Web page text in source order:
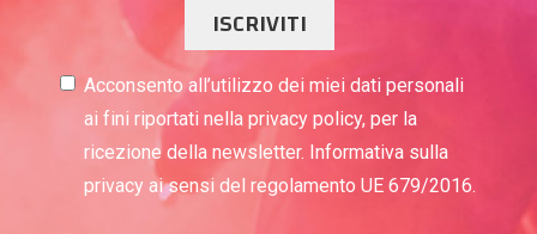
ISCRIVITI
Acconsento all’utilizzo dei miei dati personali
ai fini riportati nella privacy policy, per la
ricezione della newsletter. Informativa sulla
privacy ai sensi del regolamento UE 679/2016.